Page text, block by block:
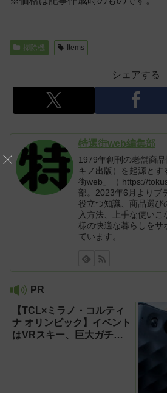
掃除機 Items
シェアする
特選街web編集部
1979年創刊の老舗商
キノ出版）を起源とす
街web」（ https://
部。2023年6月よりブ
役立つ知識、商品選び
入方法、上手な使い
様の快適な暮らしをサ
ています。
PR
【TCL×ミラノ・コルティ
ナ オリンピック】イベント
はVRスキー、巨大ガチャ